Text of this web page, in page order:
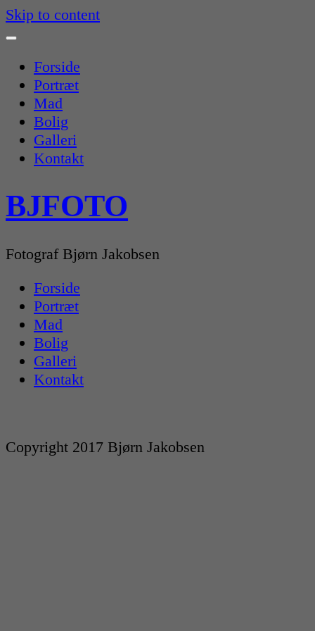
Skip to content
Forside
Portræt
Mad
Bolig
Galleri
Kontakt
BJFOTO
Fotograf Bjørn Jakobsen
Forside
Portræt
Mad
Bolig
Galleri
Kontakt
Copyright 2017 Bjørn Jakobsen